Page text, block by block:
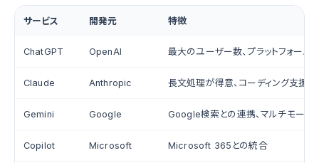
サービス 開発元 特徴
ChatGPT OpenAI 最大のユーザー数、プラットフォーム
Claude Anthropic 長文処理が得意、コーディング支援
Gemini Google Google検索との連携、マルチモーダ
Copilot Microsoft Microsoft 365との統合